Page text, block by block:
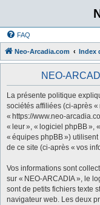
FAQ
Neo-Arcadia.com Index
NEO-
La présente politique
sociétés affiliées (ci-après «
« https://www.neo-
« leur », « logiciel phpBB »,
« équipes phpBB »)
de ce site (ci-après « vos
Vos informations sont
sur « NEO-ARCADIA », le
sont de petits fichiers texte
navigateur web. Les deux